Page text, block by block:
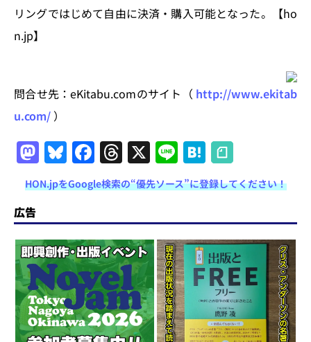
リングではじめて自由に決済・購入可能となった。【ho
n.jp】
問合せ先：eKitabu.comのサイト（ http://www.ekitab
u.com/ ）
M
a
st
o
d
o
n
Bl
u
e
s
k
y
F
a
c
e
b
o
o
k
T
h
re
a
d
s
X Li
n
e
H
at
e
n
a
HON.jpをGoogle検索の“優先ソース”に登録してください！
広告